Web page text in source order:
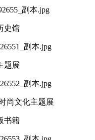
史馆
题展
尚文化主题展
书籍